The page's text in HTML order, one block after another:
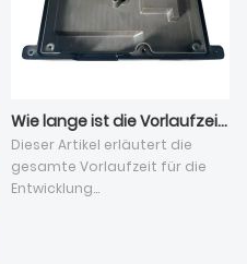
Wie lange ist die Vorlaufzeit für die Entwicklung neuer Druckgusswerkzeuge?
Dieser Artikel erläutert die
gesamte Vorlaufzeit für die
Entwicklung